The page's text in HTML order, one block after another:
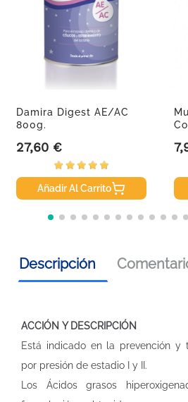
Damira Digest AE/AC
800g.
Precio
27,60 €
Añadir Al Carrito
Descripción
ACCIÓN Y DESCRIPCIÓN
Está indicado en la prevención y
por presión de estadio I y II.
Los Ácidos grasos